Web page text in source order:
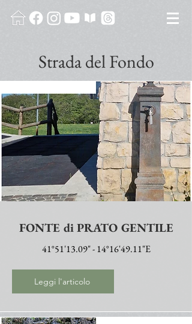
Strada del Fondo
FONTE di PRATO GENTILE
41°51'13.09" - 14°16'49.11"E
Leggi l'articolo